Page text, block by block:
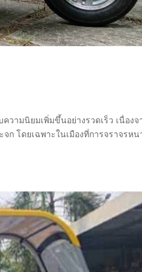
วามนิยมเพิ่มขึ้นอย่างรวดเร็ว เนื่องจ
ก โดยเฉพาะในเมืองที่การจราจรหน